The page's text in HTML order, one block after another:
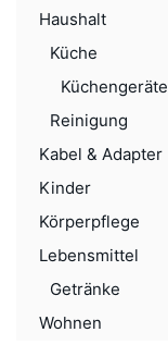
Haushalt
Küche
Küchengeräte
Reinigung
Kabel & Adapter
Kinder
Körperpflege
Lebensmittel
Getränke
Wohnen